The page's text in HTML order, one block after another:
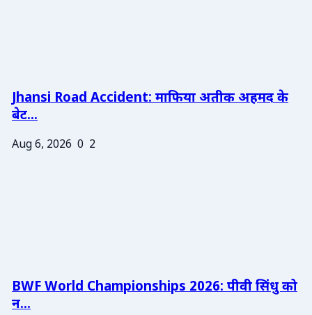
Jhansi Road Accident: माफिया अतीक अहमद के
बेट...
Aug 6, 2026 0 2
BWF World Championships 2026: पीवी सिंधु को
न...